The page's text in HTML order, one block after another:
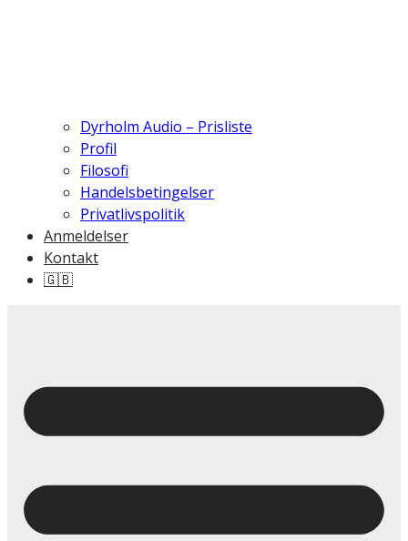
Dyrholm Audio – Prisliste
Profil
Filosofi
Handelsbetingelser
Privatlivspolitik
Anmeldelser
Kontakt
🇬🇧